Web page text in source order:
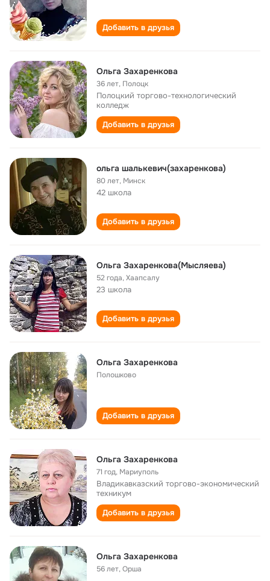
Добавить в друзья
Ольга Захаренкова
36 лет, Полоцк
Полоцкий торгово-технологический
колледж
Добавить в друзья
ольга шалькевич(захаренкова)
80 лет, Минск
42 школа
Добавить в друзья
Ольга Захаренкова(Мысляева)
52 года,Хаапсалу
23 школа
Добавить в друзья
Ольга Захаренкова
Полошково
Добавить в друзья
Ольга Захаренкова
71 год, Мариуполь
Владикавказский торгово-экономический
техникум
Добавить в друзья
Ольга Захаренкова
56 лет,Орша